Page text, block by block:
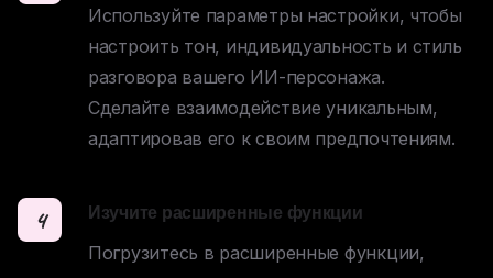
Используйте параметры настройки, чтобы
настроить тон, индивидуальность и стиль
разговора вашего ИИ-персонажа.
Сделайте взаимодействие уникальным,
адаптировав его к своим предпочтениям.
4 Изучите расширенные функции
Погрузитесь в расширенные функции,